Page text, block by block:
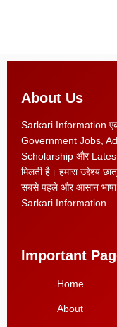
About Us
Sarkari Information एक
Government Jobs,
Scholarship और Latest
मिलती है। हमारा उद्देश्य
सबसे पहले और आसान
Sarkari Information —
Important
Home
About